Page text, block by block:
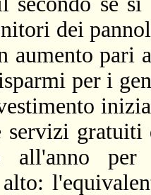
dei
aumento pari
per i
gratuiti
per